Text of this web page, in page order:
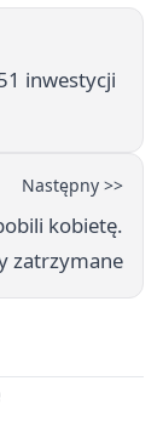
inwestycji
Następny >>
kobietę.
zatrzymane